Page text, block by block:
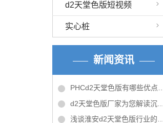
d2天堂色版短视频
实心桩
新闻资讯
PHCd2天堂色版有哪些优点呢？
d2天堂色版厂家为您解读沉入桩和灌注桩
浅谈淮安d2天堂色版行业的优势和未来的发展